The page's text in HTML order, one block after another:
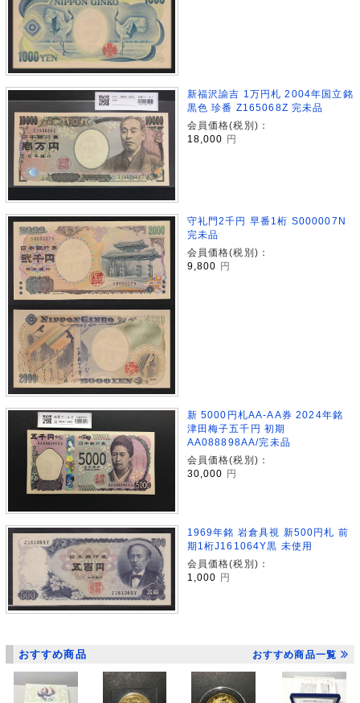
新福沢諭吉 1万円札 2004年国立銘
黒色 珍番 Z165068Z 完未品
会員価格(税別)：
18,000
円
守礼門2千円 早番1桁 S000007N
完未品
会員価格(税別)：
9,800
円
新 5000円札AA-AA券 2024年銘
津田梅子五千円 初期
AA088898AA/完未品
会員価格(税別)：
30,000
円
1969年銘 岩倉具視 新500円札 前
期1桁J161064Y黒 未使用
会員価格(税別)：
1,000 円
おすすめ商品 おすすめ商品一覧